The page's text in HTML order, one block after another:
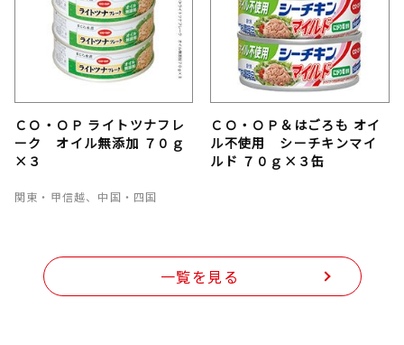
ＣＯ・ＯＰ ライトツナフレ
ーク オイル無添加 ７０ｇ
×３
関東・甲信越、中国・四国
ＣＯ・ＯＰ＆はごろも オイ
ル不使用 シーチキンマイ
ルド ７０ｇ×３缶
一覧を見る